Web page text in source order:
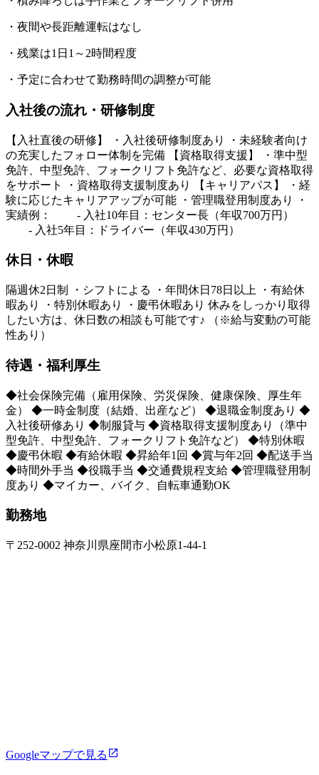
・夜間や長距離運転はなし
・残業は1日1～2時間程度
・予定に合わせて勤務時間の調整が可能
入社後の流れ・研修制度
【入社直後の研修】 ・入社後研修制度あり ・未経験者向け
の充実したフォロー体制を完備 【資格取得支援】 ・準中型
免許、中型免許、フォークリフト免許など、必要な資格取得
をサポート ・資格取得支援制度あり 【キャリアパス】 ・経
験に応じたキャリアアップが可能 ・管理職登用制度あり ・
実績例： - 入社10年目：センター長（年収700万円）
- 入社5年目：ドライバー（年収430万円）
休日・休暇
隔週休2日制 ・シフトによる ・年間休日78日以上 ・有給休
暇あり ・特別休暇あり ・慶弔休暇あり 休みをしっかり取得
したい方は、休日数の相談も可能です♪ （※給与変動の可能
性あり）
待遇・福利厚生
◆社会保険完備（雇用保険、労災保険、健康保険、厚生年
金） ◆一時金制度（結婚、出産など） ◆退職金制度あり ◆
入社後研修あり ◆制服貸与 ◆資格取得支援制度あり（準中
型免許、中型免許、フォークリフト免許など） ◆特別休暇
◆慶弔休暇 ◆有給休暇 ◆昇給年1回 ◆賞与年2回 ◆配送手当
◆時間外手当 ◆役職手当 ◆交通費規程支給 ◆管理職登用制
度あり ◆マイカー、バイク、自転車通勤OK
勤務地
〒252-0002 神奈川県座間市小松原1-44-1
Googleマップで見る